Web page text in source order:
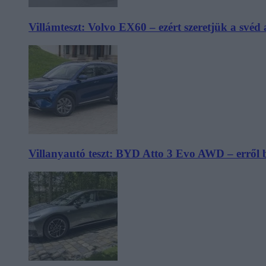
Villámteszt: Volvo EX60 – ezért szeretjük a svéd
Villanyautó teszt: BYD Atto 3 Evo AWD – erről